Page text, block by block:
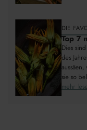
DIE
Top 7
Dies
des
sie so
mehr